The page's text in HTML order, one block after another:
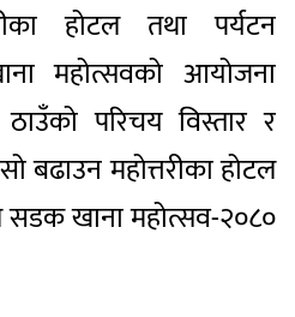
होटल तथा पर्यटन
महोत्सवको आयोजना
परिचय विस्तार र
बढाउन महोत्तरीका होटल
सडक खाना महोत्सव-२०८०